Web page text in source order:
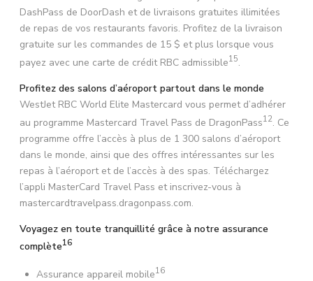
DashPass de DoorDash et de livraisons gratuites illimitées
de repas de vos restaurants favoris. Profitez de la livraison
gratuite sur les commandes de 15 $ et plus lorsque vous
payez avec une carte de crédit RBC admissible15.
Profitez des salons d’aéroport partout dans le monde
WestJet RBC World Elite Mastercard vous permet d’adhérer
au programme Mastercard Travel Pass de DragonPass12. Ce
programme offre l’accès à plus de 1 300 salons d’aéroport
dans le monde, ainsi que des offres intéressantes sur les
repas à l’aéroport et de l’accès à des spas. Téléchargez
l’appli MasterCard Travel Pass et inscrivez-vous à
mastercardtravelpass.dragonpass.com.
Voyagez en toute tranquillité grâce à notre assurance
complète16
Assurance appareil mobile16